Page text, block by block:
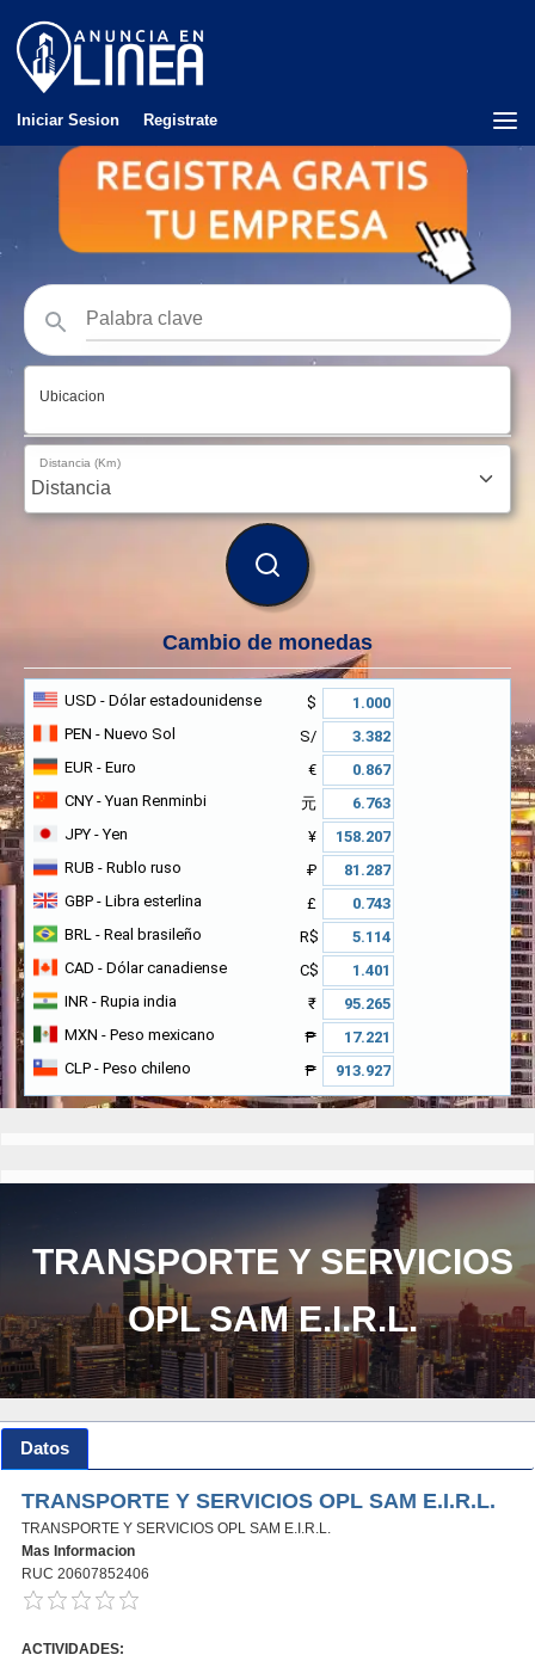
Iniciar Sesion Registrate
Ubicacion
Distancia (Km)
BUSCAR
Cambio de monedas
USD - Dólar estadounidense
$
PEN - Nuevo Sol
S/
EUR - Euro
€
CNY - Yuan Renminbi
元
JPY - Yen
¥
RUB - Rublo ruso
₽
GBP - Libra esterlina
£
BRL - Real brasileño
R$
CAD - Dólar canadiense
C$
INR - Rupia india
₹
MXN - Peso mexicano
₱
CLP - Peso chileno ₱
TRANSPORTE Y SERVICIOS
OPL SAM E.I.R.L.
Datos
TRANSPORTE Y SERVICIOS OPL SAM E.I.R.L.
TRANSPORTE Y SERVICIOS OPL SAM E.I.R.L.
Mas Informacion
RUC 20607852406
ACTIVIDADES: